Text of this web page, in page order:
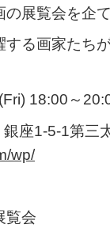
展覧会を企
する画家たち
18:00～
座1-5-1第
wp/
覧会